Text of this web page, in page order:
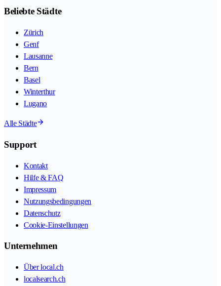
Beliebte Städte
Zürich
Genf
Lausanne
Bern
Basel
Winterthur
Lugano
Alle Städte
Support
Kontakt
Hilfe & FAQ
Impressum
Nutzungsbedingungen
Datenschutz
Cookie-Einstellungen
Unternehmen
Über local.ch
localsearch.ch